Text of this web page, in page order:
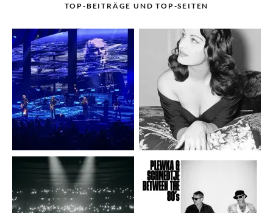
TOP-BEITRÄGE UND TOP-SEITEN